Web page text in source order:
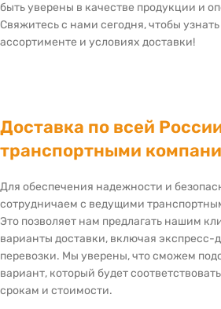
быть уверены в качестве продукции и
Свяжитесь с нами сегодня, чтобы
ассортименте и условиях доставки!
Доставка по всей
транспортными
Для обеспечения надежности и
сотрудничаем с ведущими
Это позволяет нам предлагать нашим
варианты доставки, включая экспресс-
перевозки. Мы уверены, что сможем
вариант, который будет
срокам и стоимости.